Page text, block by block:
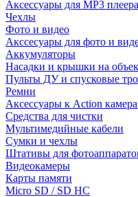
Аксессуары для MP3 плеера
Чехлы
Фото и видео
Акссесуары для фото и
Аккумуляторы
Насадки и крышки на
Пульты ДУ и спусковые
Ремни
Аксессуары к Action
Средства для чистки
Мультимедийные кабели
Сумки и чехлы
Штативы для
Видеокамеры
Карты памяти
Micro SD / SD HC